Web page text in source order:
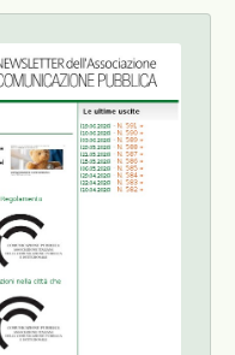
Europeo Italia